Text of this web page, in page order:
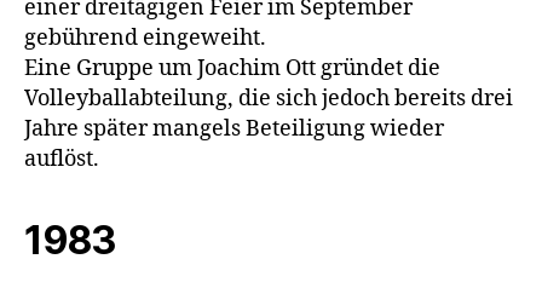
einer dreitägigen Feier im September
gebührend eingeweiht.
Eine Gruppe um Joachim Ott gründet die
Volleyballabteilung, die sich jedoch bereits drei
Jahre später mangels Beteiligung wieder
auflöst.
1983